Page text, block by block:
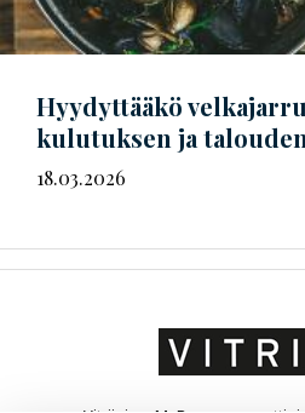
Hyydyttääkö
kulutuksen ja
18.03.2026